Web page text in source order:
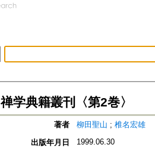
禅学典籍叢刊〈第2巻〉
著者 柳田聖山 ; 椎名宏雄
出版年月日
1999.06.30